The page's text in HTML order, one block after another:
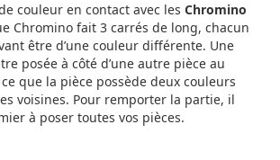
couleur en contact avec les Chromino
Chromino fait 3 carrés de long, chacun
être d’une couleur différente. Une
posée à côté d’une autre pièce au
que la pièce possède deux couleurs
voisines. Pour remporter la partie, il
à poser toutes vos pièces.